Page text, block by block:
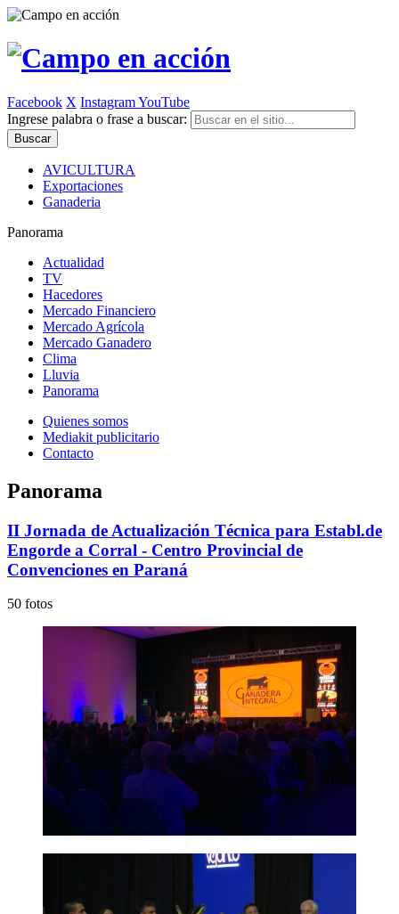
Facebook X InstagramYouTube
Ingrese palabra o frase a buscar:
AVICULTURA
Exportaciones
Ganaderia
Panorama
Actualidad
TV
Hacedores
Mercado Financiero
Mercado Agrícola
Mercado Ganadero
Clima
Lluvia
Panorama
Quienes somos
Mediakit publicitario
Contacto
Panorama
II Jornada de Actualización Técnica para Establ.de
Engorde a Corral - Centro Provincial de
Convenciones en Paraná
50 fotos